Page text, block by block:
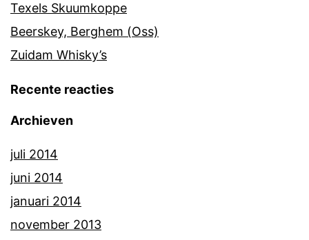
Texels Skuumkoppe
Beerskey, Berghem (Oss)
Zuidam Whisky’s
Recente reacties
Archieven
juli 2014
juni 2014
januari 2014
november 2013